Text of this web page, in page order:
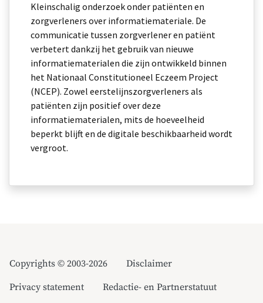
Kleinschalig onderzoek onder patiënten en
zorgverleners over informatiemateriale. De
communicatie tussen zorgverlener en patiënt
verbetert dankzij het gebruik van nieuwe
informatiematerialen die zijn ontwikkeld binnen
het Nationaal Constitutioneel Eczeem Project
(NCEP). Zowel eerstelijnszorgverleners als
patiënten zijn positief over deze
informatiematerialen, mits de hoeveelheid
beperkt blijft en de digitale beschikbaarheid wordt
vergroot.
Copyrights © 2003-2026
Disclaimer
Privacy statement
Redactie- en Partnerstatuut